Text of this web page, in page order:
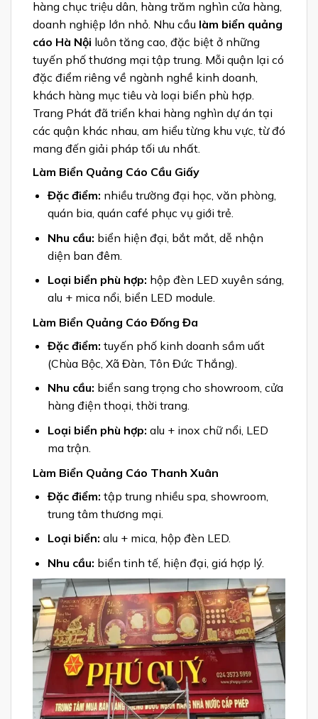
hàng chục triệu dân, hàng trăm nghìn cửa hàng,
doanh nghiệp lớn nhỏ. Nhu cầu làm biển quảng
cáo Hà Nội luôn tăng cao, đặc biệt ở những
tuyến phố thương mại tập trung. Mỗi quận lại có
đặc điểm riêng về ngành nghề kinh doanh,
khách hàng mục tiêu và loại biển phù hợp.
Trang Phát đã triển khai hàng nghìn dự án tại
các quận khác nhau, am hiểu từng khu vực, từ đó
mang đến giải pháp tối ưu nhất.
Làm Biển Quảng Cáo Cầu Giấy
Đặc điểm: nhiều trường đại học, văn phòng,
quán bia, quán café phục vụ giới trẻ.
Nhu cầu: biển hiện đại, bắt mắt, dễ nhận
diện ban đêm.
Loại biển phù hợp: hộp đèn LED xuyên sáng,
alu + mica nổi, biển LED module.
Làm Biển Quảng Cáo Đống Đa
Đặc điểm: tuyến phố kinh doanh sầm uất
(Chùa Bộc, Xã Đàn, Tôn Đức Thắng).
Nhu cầu: biển sang trọng cho showroom, cửa
hàng điện thoại, thời trang.
Loại biển phù hợp: alu + inox chữ nổi, LED
ma trận.
Làm Biển Quảng Cáo Thanh Xuân
Đặc điểm: tập trung nhiều spa, showroom,
trung tâm thương mại.
Loại biển: alu + mica, hộp đèn LED.
Nhu cầu: biển tinh tế, hiện đại, giá hợp lý.